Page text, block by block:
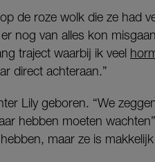
de roze wolk die ze had
nog van alles kon
traject waarbij ik veel
direct achteraan.”
Lily geboren. “We
hebben moeten
maar ze is